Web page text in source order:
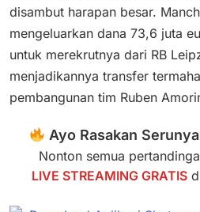
disambut harapan besar.
mengeluarkan dana 73,6 juta
untuk merekrutnya dari RB
menjadikannya transfer
pembangunan tim Ruben
Ayo Rasakan
Nonton semua
LIVE STREAMING GRATIS